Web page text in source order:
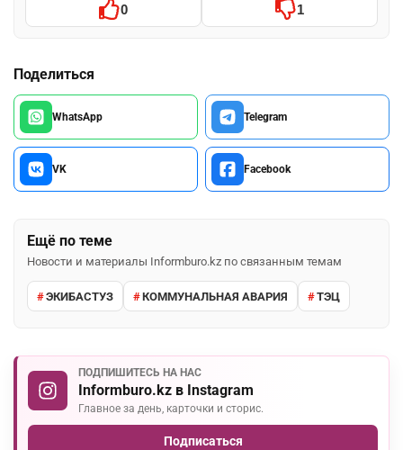
0 1
Поделиться
WhatsApp Telegram
VK Facebook
Ещё по теме
Новости и материалы Informburo.kz по связанным темам
ЭКИБАСТУЗ КОММУНАЛЬНАЯ АВАРИЯ ТЭЦ
ПОДПИШИТЕСЬ НА НАС
Informburo.kz в Instagram
Главное за день, карточки и сторис.
Подписаться